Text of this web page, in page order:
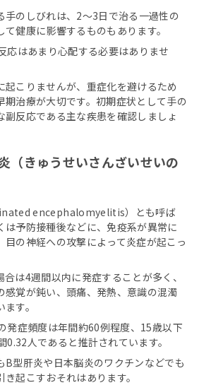
手のしびれは、2～3日で治る一過性の
健康に影響するものもあります。
応はあまり心配する必要はありませ
こりませんが、重症化を避けるため
期治療が大切です。初期症状として手の
副反応である主な疾患を確認しましょ
（きゅうせいさんざいせいの
encephalomyelitis）とも呼ば
は予防接種後などに、免疫系が異常に
の神経への攻撃によって炎症が起こっ
は4週間以内に発症することが多く、
感覚が鈍い、頭痛、発熱、意識の混濁
す。
発症頻度は年間約60例程度、15歳以下
人であると推計されています。
B型肝炎や日本脳炎のワクチンなどでも
起こすおそれはあります。